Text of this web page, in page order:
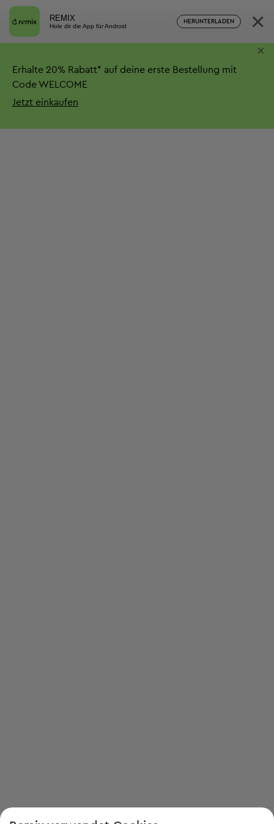
REMIX
Hole dir die App für Android
HERUNTERLADEN ×
Erhalte 20% Rabatt* auf deine erste Bestellung mit
Code WELCOME
Jetzt einkaufen
×